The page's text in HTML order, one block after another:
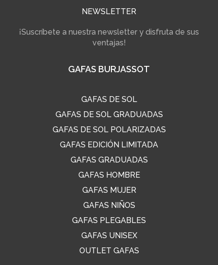
NEWSLETTER
¡Suscríbete a nuestra newsletter y disfruta de sus
ventajas!
GAFAS BURJASSOT
GAFAS DE SOL
GAFAS DE SOL GRADUADAS
GAFAS DE SOL POLARIZADAS
GAFAS EDICIÓN LIMITADA
GAFAS GRADUADAS
GAFAS HOMBRE
GAFAS MUJER
GAFAS NIÑOS
GAFAS PLEGABLES
GAFAS UNISEX
OUTLET GAFAS